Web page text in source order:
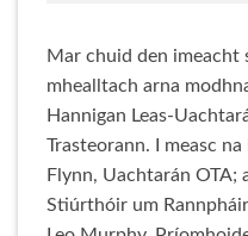
Mar chuid den imeacht
mhealltach arna
Hannigan Leas-
Trasteorann. I measc
Flynn, Uachtarán OTA;
Stiúrthóir um